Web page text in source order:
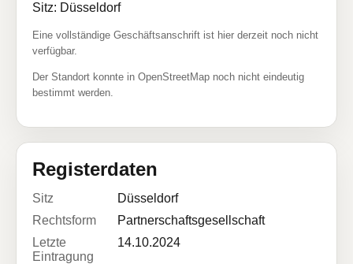
Sitz: Düsseldorf
Eine vollständige Geschäftsanschrift ist hier derzeit noch nicht
verfügbar.
Der Standort konnte in OpenStreetMap noch nicht eindeutig
bestimmt werden.
Registerdaten
Sitz
Düsseldorf
Rechtsform
Partnerschaftsgesellschaft
Letzte
Eintragung
14.10.2024